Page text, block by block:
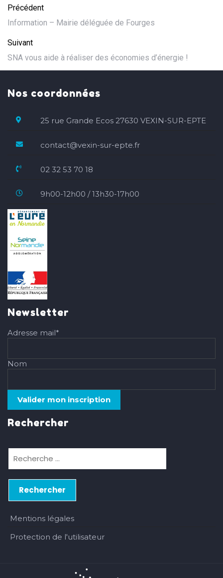
Précédent
Information – Mairie déléguée de Fourges
Suivant
SNA vous aide à réaliser des économies d’énergie !
Nos coordonnées
25 rue Grande Ecos 27630 VEXIN-SUR-EPTE
contact@vexin-sur-epte.fr
02 32 53 70 18
9h00-12h00 / 13h30-17h00
Newsletter
Adresse mail*
Nom
Rechercher
Mentions légales
Protection de l'utilisateur